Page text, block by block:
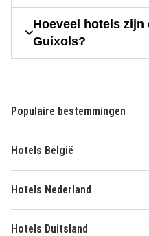
Hoeveel hotels zijn
Guíxols?
Populaire bestemmingen
Hotels België
Hotels Nederland
Hotels Duitsland